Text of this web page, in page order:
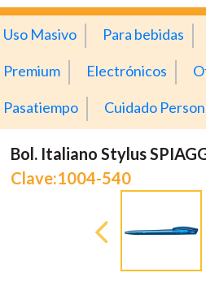
Uso Masivo Para bebidas
Premium Electrónicos
Pasatiempo Cuidado
Bol. Italiano Stylus
Clave:1004-540